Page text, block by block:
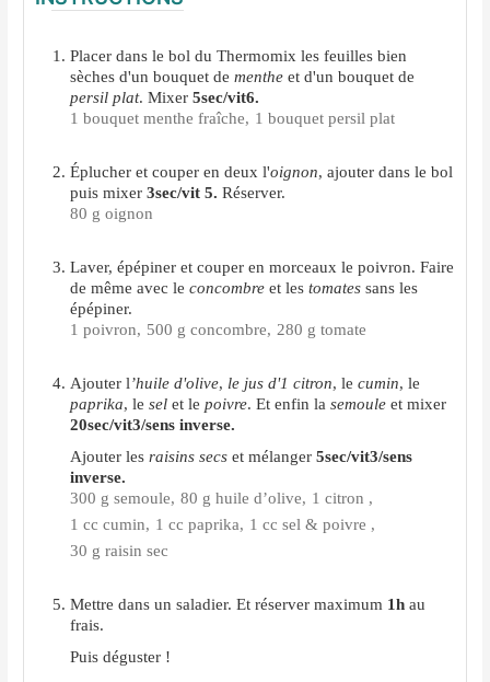
Placer dans le bol du Thermomix les feuilles bien
sèches d'un bouquet de menthe et d'un bouquet de
persil plat. Mixer5sec/vit6.
1 bouquet menthe fraîche, 1 bouquet persil plat
Éplucher et couper en deux l'oignon, ajouter dans le bol
puis mixer3sec/vit 5. Réserver.
80 g oignon
Laver, épépiner et couper en morceaux le poivron. Faire
de même avec leconcombre et les tomatessans les
épépiner.
1 poivron, 500 g concombre, 280 g tomate
Ajouter l’huile d'olive, le jus d'1 citron, lecumin, le
paprika, leselet lepoivre. Et enfin lasemoule et mixer
20sec/vit3/sens inverse.
Ajouter les raisins secs et mélanger5sec/vit3/sens
inverse.
300 g semoule, 80 g huile d’olive, 1 citron ,
1 cc cumin, 1 cc paprika, 1 cc sel & poivre ,
30 g raisin sec
Mettre dans un saladier. Et réserver maximum 1h au
frais.
Puis déguster !